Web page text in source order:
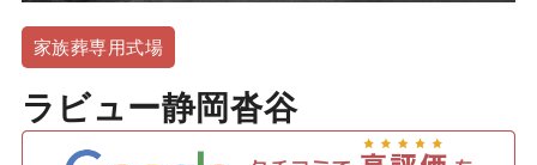
家族葬専用式場
ラビュー静岡沓谷